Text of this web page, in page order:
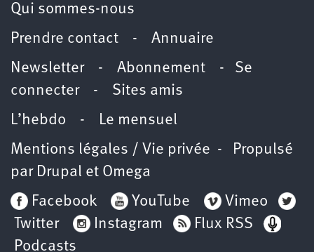
Qui sommes-nous
Prendre contact - Annuaire
Newsletter - Abonnement - Se
connecter- Sites amis
L’hebdo -
Le mensuel
Mentions légales / Vie privée - Propulsé
par Drupal et Omega
Facebook
YouTube
Vimeo
Twitter
Instagram
Flux RSS
Podcasts